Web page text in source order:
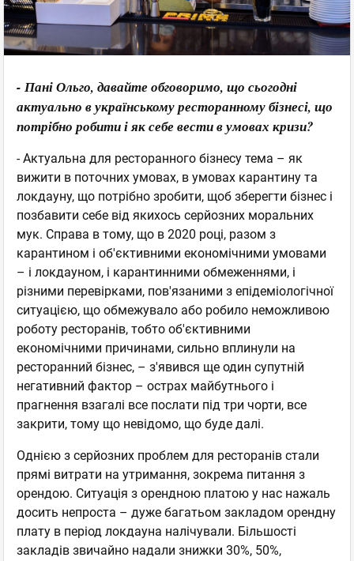
- Пані Ольго, давайте обговоримо, що сьогодні
актуально в українському ресторанному бізнесі, що
потрібно робити і як себе вести в умовах кризи?
- Актуальна для ресторанного бізнесу тема – як
вижити в поточних умовах, в умовах карантину та
локдауну, що потрібно зробити, щоб зберегти бізнес і
позбавити себе від якихось серйозних моральних
мук. Справа в тому, що в 2020 році, разом з
карантином і об'єктивними економічними умовами
– і локдауном, і карантинними обмеженнями, і
різними перевірками, пов'язаними з епідеміологічної
ситуацією, що обмежувало або робило неможливою
роботу ресторанів, тобто об'єктивними
економічними причинами, сильно вплинули на
ресторанний бізнес, – з'явився ще один супутній
негативний фактор – острах майбутнього і
прагнення взагалі все послати під три чорти, все
закрити, тому що невідомо, що буде далі.
Однією з серйозних проблем для ресторанів стали
прямі витрати на утримання, зокрема питання з
орендою. Ситуація з орендною платою у нас нажаль
досить непроста – дуже багатьом закладом орендну
плату в період локдауна налічували. Більшості
закладів звичайно надали знижки 30%, 50%,